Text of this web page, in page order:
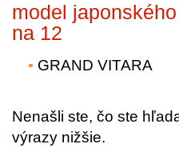
model
na 12
GRAND VITARA
Nenašli ste, čo ste
výrazy nižšie.